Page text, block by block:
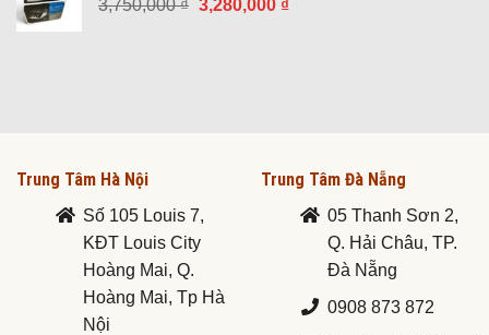
3,380,000 ₫.
3,750,000₫ 3,280,000 ₫
Trung Tâm Hà Nội
Số 105 Louis 7,
KĐT Louis City
Hoàng Mai, Q.
Hoàng Mai, Tp Hà
Nội
Trung Tâm Đà Nẵng
05 Thanh Sơn 2,
Q. Hải Châu, TP.
Đà Nẵng
0908 873 872